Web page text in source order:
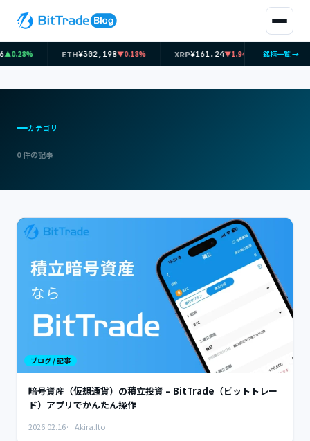
ETH¥302,198▼0.18% XRP¥161.24▼1.94% SOL
銘柄一覧 →
カテゴリ
0 件の記事
ブログ / 記事
暗号資産（仮想通貨）の積立投資 – BitTrade（ビットトレー
ド）アプリでかんたん操作
2026.02.16 Akira.Ito